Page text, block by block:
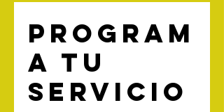
Program
a tu
servicio